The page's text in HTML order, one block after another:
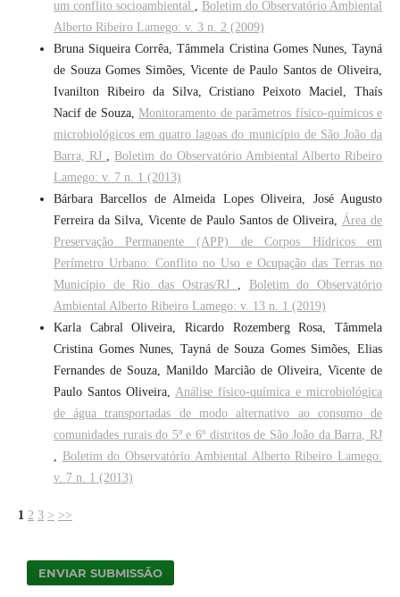
um conflito socioambiental
Boletim do Observatório Ambiental
Alberto Ribeiro Lamego: v. 3 n. 2 (2009)
Bruna Siqueira Corrêa, Tâmmela Cristina Gomes Nunes, Tayná
de Souza Gomes Simões, Vicente de Paulo Santos de Oliveira,
Ivanilton Ribeiro da Silva, Cristiano Peixoto Maciel, Thaís
Nacif de Souza, Monitoramento de parâmetros físico-químicos e
microbiológicos em quatro lagoas do município de São João da
Barra, RJ
Boletim do Observatório Ambiental Alberto Ribeiro
Lamego: v. 7 n. 1 (2013)
Bárbara Barcellos de Almeida Lopes Oliveira, José Augusto
Ferreira da Silva, Vicente de Paulo Santos de Oliveira, Área de
Preservação Permanente (APP) de Corpos Hídricos em
Perímetro Urbano: Conflito no Uso e Ocupação das Terras no
Município de Rio das Ostras/RJ
Boletim do Observatório
Ambiental Alberto Ribeiro Lamego: v. 13 n. 1 (2019)
Karla Cabral Oliveira, Ricardo Rozemberg Rosa, Tâmmela
Cristina Gomes Nunes, Tayná de Souza Gomes Simões, Elias
Fernandes de Souza, Manildo Marcião de Oliveira, Vicente de
Paulo Santos Oliveira, Análise físico-química e microbiológica
de água transportadas de modo alternativo ao consumo de
comunidades rurais do 5º e 6º distritos de São João da Barra, RJ
Boletim do Observatório Ambiental Alberto Ribeiro Lamego:
v. 7 n. 1 (2013)
1 2 3 > >>
ENVIAR SUBMISSÃO